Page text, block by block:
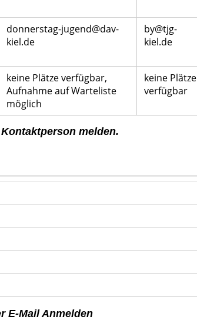
donnerstag-jugend@dav-
kiel.de
by@tjg-
kiel.de
keine Plätze verfügbar,
Aufnahme auf Warteliste
möglich
keine Plätze
verfügbar
melden.
E-Mail Anmelden